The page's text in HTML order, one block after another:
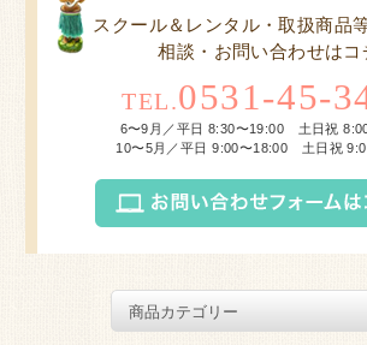
スクール＆レンタル・取扱商品
相談・お問い合わせはコ
TEL.0531-45-
6〜9月／平日 8:30〜19:00 土日祝
10〜5月／平日 9:00〜18:00 土日祝